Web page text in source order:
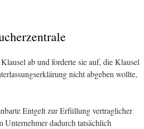
ab und forderte sie auf, die Klausel
nicht abgeben wollte,
Entgelt zur Erfüllung vertraglicher
dadurch tatsächlich